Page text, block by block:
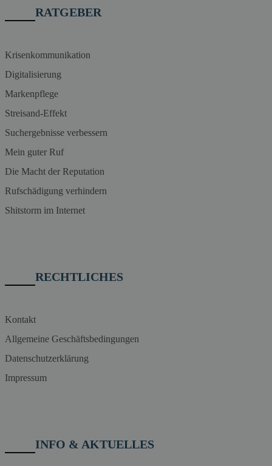
RATGEBER
Krisenkommunikation
Digitalisierung
Markenpflege
Streisand-Effekt
Suchergebnisse verbessern
Mein guter Ruf
Die Macht der Reputation
Rufschädigung verhindern
Shitstorm im Internet
RECHTLICHES
Kontakt
Allgemeine Geschäftsbedingungen
Datenschutzerklärung
Impressum
INFO & AKTUELLES